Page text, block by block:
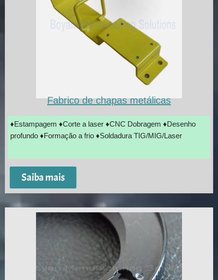
Fabrico de chapas metálicas
♦Estampagem ♦Corte a laser ♦CNC Dobragem ♦Desenho
profundo ♦Formação a frio ♦Soldadura TIG/MIG/Laser
Saiba mais